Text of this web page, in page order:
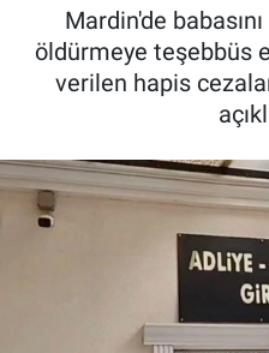
Mardin'de
öldürmeye teşebbüs
verilen hapis
Gündem
Asayiş
Sağlık
Tüm Manşetler
Son Dakika Haberleri
Haber Arşivi